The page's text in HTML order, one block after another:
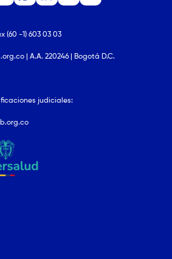
(60 -1) 603 03 03
| A.A. 220246 | Bogotá D.C.
judiciales: